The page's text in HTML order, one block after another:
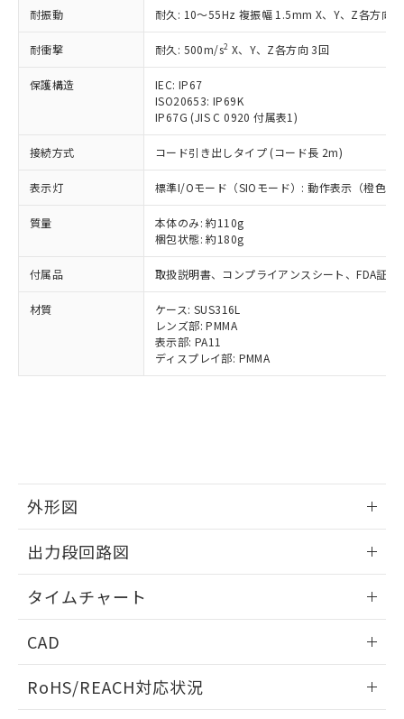
耐振動 耐久: 10～55Hz 複振幅 1.5mm X、Y、Z各方向
耐衝撃 耐久: 500m/s2 X、Y、Z各方向 3回
保護構造
IEC: IP67
ISO20653: IP69K
IP67G (JIS C 0920 付属表1)
接続方式 コード引き出しタイプ (コード長 2m)
表示灯 標準I/Oモード（SIOモード）: 動作表示（橙色/
質量
本体のみ: 約110g
梱包状態: 約180g
付属品 取扱説明書、コンプライアンスシート、FDA証
材質
ケース: SUS316L
レンズ部: PMMA
表示部: PA11
ディスプレイ部: PMMA
外形図
出力段回路図
タイムチャート
CAD
ドすることができます。
RoHS/REACH対応状況
覧された時点での実際の在庫および標
準価格とは異なる場合があることをご
了承ください。
様のお取引先、またはお客様担当のオ
ムロン制御機器販売店・当社販売員に
ご相談ください。
オムロン制御機器販売店や当社販売拠
販売ネットワーク
」をご確認
ください。
在庫状況および標準価格結果を当社の
事前の承諾なく第三者に漏洩または開
示しないようお願いします。
マイパーツ機能（部品リスト作成サー
ビス）をご利用いただくには、I-Web
メンバーズにご登録されている必要が
あります。
お客様が当ウェブサイト上で当社にご
登録された部品リストについて、当社
および当社の共同利用者が、当社の製
ミウム(Cd) 100ppm以下、
六価クロム(Cr(Ⅵ)) 1000ppm以下、ポリ臭化ビフェニル
類(PBB) 1000ppm以下、ポリ臭化ジフェニルエーテル類
(PBDE) 1000ppm以下、フタル酸ビス(2-エチルヘキシ
ル) (DEHP)(別名：DOP) 1000ppm以下、フタル酸ブチ
ルベンジル（BBP） 1000ppm以下、フタル酸ジブチル
（DBP） 1000ppm以下、フタル酸ジイソブチル
(DIBP) 1000ppm以下
但し、RoHS指令で産業用監視および制御機器に対する
適用除外項目は除く。
フタル酸エステル類の４物質については閾値を超える意
※2 対応予定月
部品在庫の切り替え状況などにより、予定
月が前後することがあります。
※3 非含有証明書ダウンロード
※本証明書は発行日時点で非含有を証明す
るもので、過去に遡って非含有を証明する
また、RoHS指令のフタル酸エステル類４
物質の対応では、対応完了までの期間は出
荷製品に未対応品が混在することから備考
欄に対応日を記載しておりました。
既に当社にて対応品への在庫切替を完了
Pb(鉛) :1000ppm、 Hg(水銀) : 1000ppm、 Cd(カドミウ
Cr(Ⅵ)(六価クロム) : 1000ppm、 PBBs(ポリ臭化ビフェ
ニル類) : 1000ppm、 PBDEs(ポリ臭化ジフェニルエーテ
DBP(フタル酸ジブチル) : 1000ppm、 DIBP(フタル酸ジ
イソブチル) : 1000ppm、 BBP(フタル酸ブチルベンジ
DEHP(フタル酸ビス(2-エチルヘキシル)) : 1000ppm
※2 環境保護使用期限
「ｅ」：有害物質（10物質）のすべてが基
準値以下であることを示します。
「10」：通常の使用状況下において有害物
質が外部に漏えいし、環境に深刻な影響を
及ぼさない年数を意味します。
「－」：未確認です。当社販売部門へお問
い合わせください。
国政府の輸出許可(または役務取引許
可)を取得するなどの必要な手続きを
とります。
当社は規制貨物を破棄する場合は、完
全に破砕するなど、違法に輸出されな
いよう必要な手段を講じます。
当社は貴社製品を、核兵器、ミサイ
ル、化学兵器、生物兵器またはその他
武器並びにこれらの製造装置等に一切
使用いたしません。
当社は、貴社製品を第三者に販売する
場合は、上記1、2および3の内容を当
該第三者に通知します。また当社は、
販売先および販売に係わる関係者が違
法に輸出するおそれがある場合は、取
り引きをいたしません。
一定数以上の在庫あり
一定数には満たないが在庫あり
在庫なし(最新の在庫状況につ
いては、お客様のお取引先、ま
たはお客様担当のオムロン制御
機器販売店・当社販売員にご確
認ください)
受注生産機種、また在庫状況の